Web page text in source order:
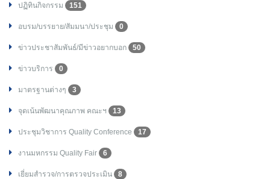
ปฏิทินกิจกรรม 151
อบรม/บรรยาย/สัมมนา/ประชุม 0
ข่าวประชาสัมพันธ์/มีข่าวอยากบอก 50
ข่าวบริการ 0
มาตรฐานต่างๆ 3
จุดเน้นพัฒนาคุณภาพ คณะฯ 13
ประชุมวิชาการ Quality Conference 17
งานมหกรรม Quality Fair 6
เยี่ยมสำรวจ/การตรวจประเมิน 8